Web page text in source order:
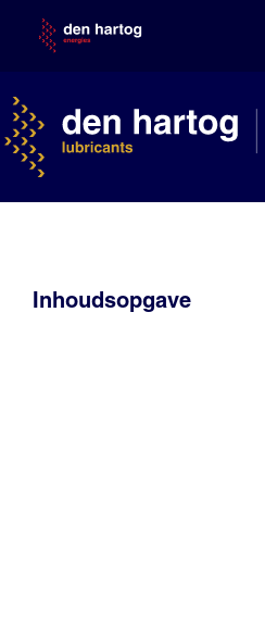
content
Inhoudsopgave